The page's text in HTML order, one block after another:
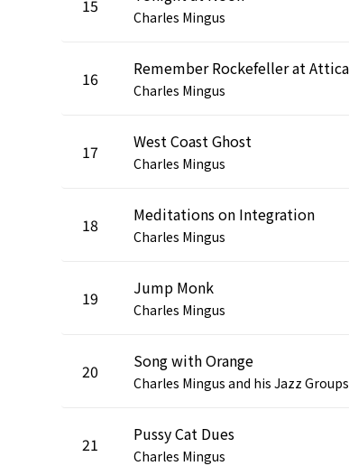
15
Charles Mingus
16
Charles Mingus
17 West Coast Ghost
Charles Mingus
18 Meditations on Integration
Charles Mingus
19 Jump Monk
Charles Mingus
20 Song with Orange
Charles Mingus and his Jazz Groups
21 Pussy Cat Dues
Charles Mingus